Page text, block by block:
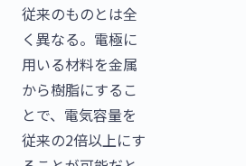
従来のものとは全
く異なる。電極に
用いる材料を金属
から樹脂にするこ
とで、電気容量を
従来の2倍以上にす